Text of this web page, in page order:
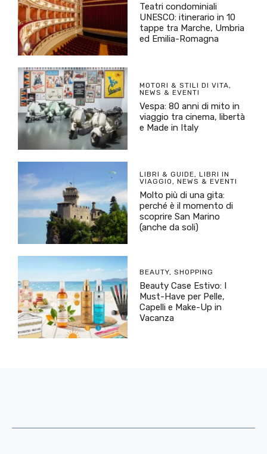
Teatri condominiali
UNESCO: itinerario in 10
tappe tra Marche, Umbria
ed Emilia-Romagna
MOTORI & STILI DI VITA,
NEWS & EVENTI
Vespa: 80 anni di mito in
viaggio tra cinema, libertà
e Made in Italy
LIBRI & GUIDE, LIBRI IN
VIAGGIO , NEWS & EVENTI
Molto più di una gita:
perché è il momento di
scoprire San Marino
(anche da soli)
BEAUTY, SHOPPING
Beauty Case Estivo: I
Must-Have per Pelle,
Capelli e Make-Up in
Vacanza